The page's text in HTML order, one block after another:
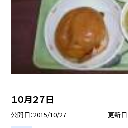
１０月２７日
公開日 2015/10/27 更新日